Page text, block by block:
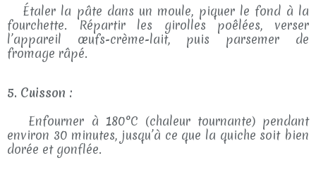
Étaler la pâte dans un moule, piquer le fond à la
fourchette. Répartir les girolles poêlées, verser
l’appareil œufs-crème-lait, puis parsemer de
fromage râpé.
5. Cuisson :
Enfourner à 180°C (chaleur tournante) pendant
environ 30 minutes, jusqu’à ce que la quiche soit bien
dorée et gonflée.